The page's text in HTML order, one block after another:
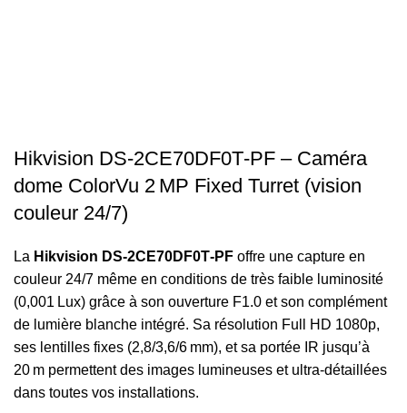
Hikvision DS‑2CE70DF0T‑PF – Caméra
dome ColorVu 2 MP Fixed Turret (vision
couleur 24/7)
La Hikvision DS‑2CE70DF0T‑PF offre une capture en
couleur 24/7 même en conditions de très faible luminosité
(0,001 Lux) grâce à son ouverture F1.0 et son complément
de lumière blanche intégré. Sa résolution Full HD 1080p,
ses lentilles fixes (2,8/3,6/6 mm), et sa portée IR jusqu’à
20 m permettent des images lumineuses et ultra-détaillées
dans toutes vos installations.